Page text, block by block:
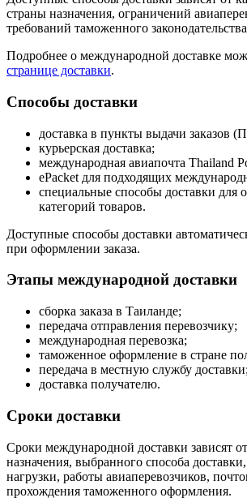
страны назначения, ограничений
требований таможенного
Подробнее о международной доставке
странице доставки.
Способы доставки
доставка в пункты выдачи заказов
курьерская доставка;
международная авиапочта Thailand
ePacket для подходящих
специальные способы доставки для
категорий товаров.
Доступные способы доставки
при оформлении заказа.
Этапы международной доставки
сборка заказа в Таиланде;
передача отправления перевозчику;
международная перевозка;
таможенное оформление в стране
передача в местную службу доставки;
доставка получателю.
Сроки доставки
Сроки международной доставки зависят
назначения, выбранного способа
нагрузки, работы авиаперевозчиков,
прохождения таможенного оформления.